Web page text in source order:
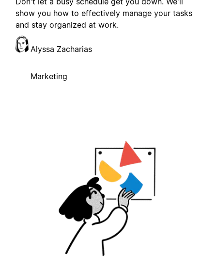
show you how to effectively manage your tasks
and stay organized at work.
Alyssa Zacharias
Marketing